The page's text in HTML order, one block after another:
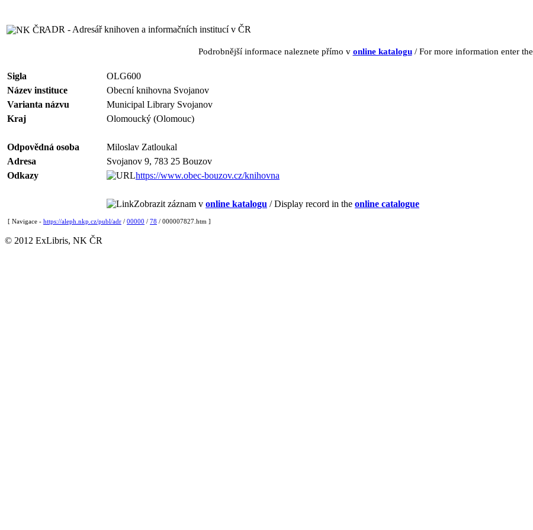
ADR - Adresář knihoven a informačních institucí v ČR
Podrobnější informace naleznete přímo v online katalogu/ For more information enter the
Sigla
OLG600
Název instituce
Obecní knihovna Svojanov
Varianta názvu
Municipal Library Svojanov
Kraj
Olomoucký (Olomouc)
Odpovědná osoba
Miloslav Zatloukal
Adresa
Svojanov 9, 783 25 Bouzov
Odkazy
https://www.obec-bouzov.cz/knihovna
Zobrazit záznam v online katalogu / Display record in the online catalogue
[ Navigace - https://aleph.nkp.cz/publ/adr / 00000 / 78 / 000007827.htm ]
© 2012 ExLibris, NK ČR